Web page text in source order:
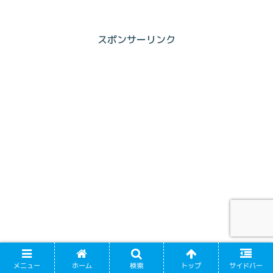
スポンサーリンク
メニュー ホーム 検索 トップ サイドバー